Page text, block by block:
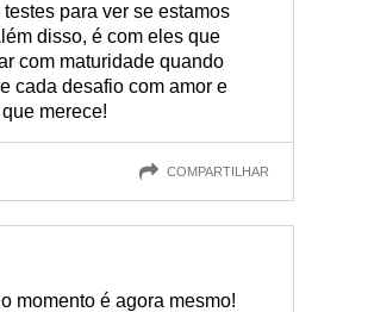
para ver se estamos
disso, é com eles que
com maturidade quando
cada desafio com amor e
merece!
COMPARTILHAR
momento é agora mesmo!